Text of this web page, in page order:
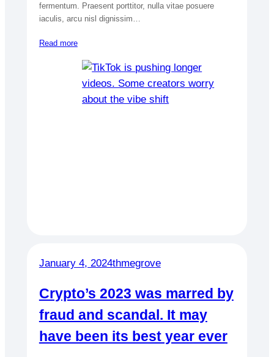
fermentum. Praesent porttitor, nulla vitae posuere
iaculis, arcu nisl dignissim…
Read more
January 4, 2024thmegrove
Crypto’s 2023 was marred by
fraud and scandal. It may
have been its best year ever